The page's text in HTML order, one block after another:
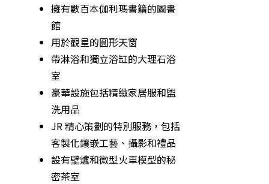
擁有數百本伽利瑪書籍的圖書
館
用於觀星的圓形天窗
帶淋浴和獨立浴缸的大理石浴
室
豪華設施包括精緻家居服和盥
洗用品
JR 精心策劃的特別服務，包括
客製化鑲嵌工藝、攝影和禮品
設有壁爐和微型火車模型的秘
密茶室